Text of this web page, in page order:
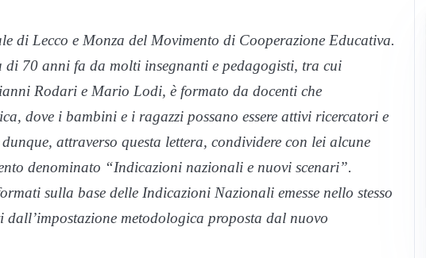
di Lecco e Monza del Movimento di Cooperazione Educativa.
di 70 anni fa da molti insegnanti e pedagogisti, tra cui
Rodari e Mario Lodi, è formato da docenti che
dove i bambini e i ragazzi possano essere attivi ricercatori e
attraverso questa lettera, condividere con lei alcune
denominato “Indicazioni nazionali e nuovi scenari”.
sulla base delle Indicazioni Nazionali emesse nello stesso
metodologica proposta dal nuovo